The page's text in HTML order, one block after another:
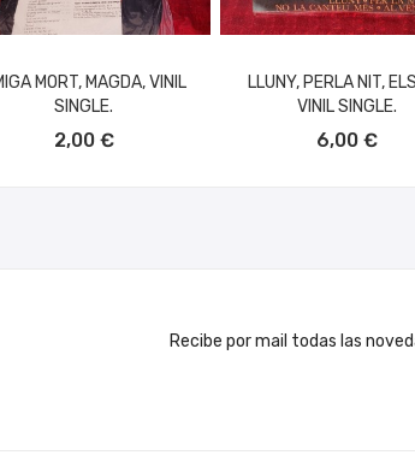
MORT, MAGDA, VINIL
SINGLE.
2,00 €
LLUNY, PERLA NIT,
VINIL SINGLE.
6,00 €
Recibe por mail todas las